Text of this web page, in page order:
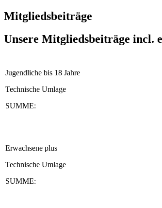
Mitgliedsbeiträge
Unsere Mitgliedsbeiträge incl.
Jugendliche bis 18 Jahre
Technische Umlage
Erwachsene plus
Technische Umlage
SUMME: